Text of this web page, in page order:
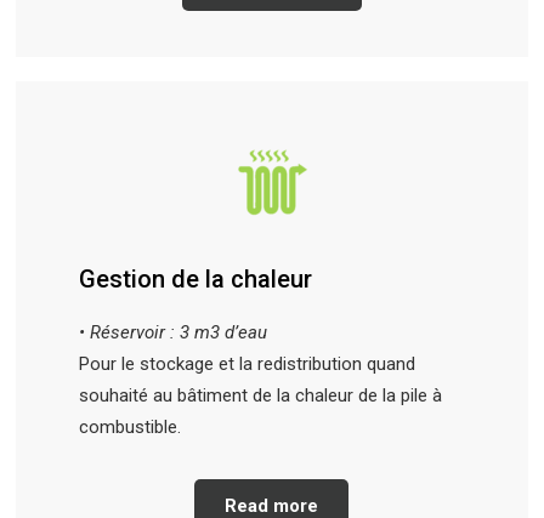
Gestion de la chaleur
• Réservoir : 3 m3 d’eau
Pour le stockage et la redistribution quand
souhaité au bâtiment de la chaleur de la pile à
combustible.
Read more